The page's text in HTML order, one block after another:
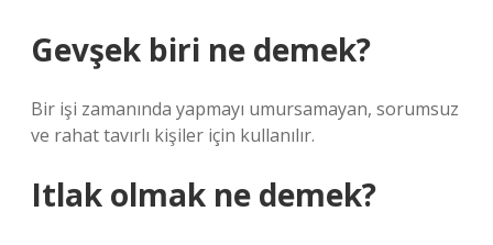
Gevşek biri ne demek?
Bir işi zamanında yapmayı umursamayan, sorumsuz
ve rahat tavırlı kişiler için kullanılır.
Itlak olmak ne demek?